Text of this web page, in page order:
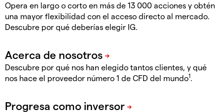
Opera en largo o corto en más de 13 000 acciones y obtén
una mayor flexibilidad con el acceso directo al mercado.
Descubre por qué deberías elegir IG.
Descubre por qué nos han elegido tantos clientes, y qué
nos hace el proveedor número 1 de CFD del mundo1.